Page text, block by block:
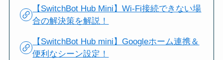
【SwitchBot Hub Mini】Wi-Fi接続できない場
合の解決策を解説！
【SwitchBot Hub mini】Googleホーム連携＆
便利なシーン設定！